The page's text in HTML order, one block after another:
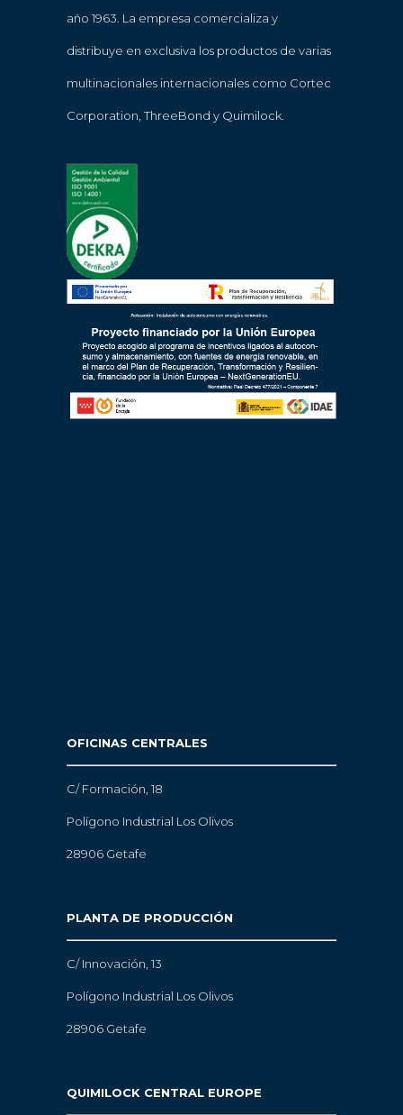
año 1963. La empresa comercializa y
distribuye en exclusiva los productos de varias
multinacionales internacionales como Cortec
Corporation, ThreeBond y Quimilock.
OFICINAS CENTRALES
C/ Formación, 18
Polígono Industrial Los Olivos
28906 Getafe
PLANTA DE PRODUCCIÓN
C/ Innovación, 13
Polígono Industrial Los Olivos
28906 Getafe
QUIMILOCK CENTRAL EUROPE